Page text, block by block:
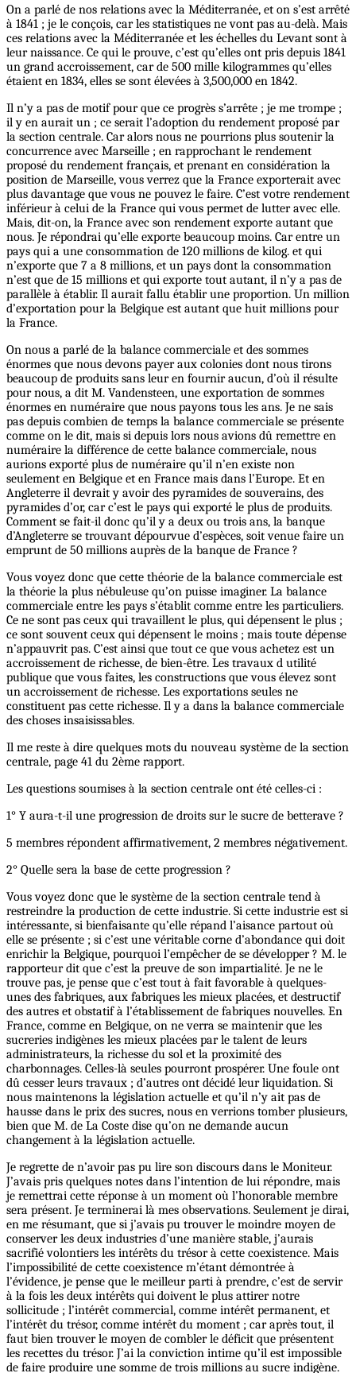
On a parlé de nos relations avec la Méditerranée, et on s’est arrêté
à 1841 ; je le conçois, car les statistiques ne vont pas au-delà. Mais
ces relations avec la Méditerranée et les échelles du Levant sont à
leur naissance. Ce qui le prouve, c’est qu’elles ont pris depuis 1841
un grand accroissement, car de 500 mille kilogrammes qu’elles
étaient en 1834, elles se sont élevées à 3,500,000 en 1842.
Il n’y a pas de motif pour que ce progrès s’arrête ; je me trompe ;
il y en aurait un ; ce serait l’adoption du rendement proposé par
la section centrale. Car alors nous ne pourrions plus soutenir la
concurrence avec Marseille ; en rapprochant le rendement
proposé du rendement français, et prenant en considération la
position de Marseille, vous verrez que la France exporterait avec
plus davantage que vous ne pouvez le faire. C’est votre rendement
inférieur à celui de la France qui vous permet de lutter avec elle.
Mais, dit-on, la France avec son rendement exporte autant que
nous. Je répondrai qu’elle exporte beaucoup moins. Car entre un
pays qui a une consommation de 120 millions de kilog. et qui
n’exporte que 7 a 8 millions, et un pays dont la consommation
n’est que de 15 millions et qui exporte tout autant, il n’y a pas de
parallèle à établir. Il aurait fallu établir une proportion. Un million
d’exportation pour la Belgique est autant que huit millions pour
la France.
On nous a parlé de la balance commerciale et des sommes
énormes que nous devons payer aux colonies dont nous tirons
beaucoup de produits sans leur en fournir aucun, d’où il résulte
pour nous, a dit M. Vandensteen, une exportation de sommes
énormes en numéraire que nous payons tous les ans. Je ne sais
pas depuis combien de temps la balance commerciale se présente
comme on le dit, mais si depuis lors nous avions dû remettre en
numéraire la différence de cette balance commerciale, nous
aurions exporté plus de numéraire qu’il n’en existe non
seulement en Belgique et en France mais dans l’Europe. Et en
Angleterre il devrait y avoir des pyramides de souverains, des
pyramides d’or, car c’est le pays qui exporté le plus de produits.
Comment se fait-il donc qu’il y a deux ou trois ans, la banque
d’Angleterre se trouvant dépourvue d’espèces, soit venue faire un
emprunt de 50 millions auprès de la banque de France ?
Vous voyez donc que cette théorie de la balance commerciale est
la théorie la plus nébuleuse qu’on puisse imaginer. La balance
commerciale entre les pays s’établit comme entre les particuliers.
Ce ne sont pas ceux qui travaillent le plus, qui dépensent le plus ;
ce sont souvent ceux qui dépensent le moins ; mais toute dépense
n’appauvrit pas. C’est ainsi que tout ce que vous achetez est un
accroissement de richesse, de bien-être. Les travaux d utilité
publique que vous faites, les constructions que vous élevez sont
un accroissement de richesse. Les exportations seules ne
constituent pas cette richesse. Il y a dans la balance commerciale
des choses insaisissables.
Il me reste à dire quelques mots du nouveau système de la section
centrale, page 41 du 2ème rapport.
Les questions soumises à la section centrale ont été celles-ci :
1° Y aura-t-il une progression de droits sur le sucre de betterave ?
5 membres répondent affirmativement, 2 membres négativement.
2° Quelle sera la base de cette progression ?
Vous voyez donc que le système de la section centrale tend à
restreindre la production de cette industrie. Si cette industrie est si
intéressante, si bienfaisante qu’elle répand l’aisance partout où
elle se présente ; si c’est une véritable corne d’abondance qui doit
enrichir la Belgique, pourquoi l’empêcher de se développer ? M. le
rapporteur dit que c’est la preuve de son impartialité. Je ne le
trouve pas, je pense que c’est tout à fait favorable à quelques-
unes des fabriques, aux fabriques les mieux placées, et destructif
des autres et obstatif à l’établissement de fabriques nouvelles. En
France, comme en Belgique, on ne verra se maintenir que les
sucreries indigènes les mieux placées par le talent de leurs
administrateurs, la richesse du sol et la proximité des
charbonnages. Celles-là seules pourront prospérer. Une foule ont
dû cesser leurs travaux ; d’autres ont décidé leur liquidation. Si
nous maintenons la législation actuelle et qu’il n’y ait pas de
hausse dans le prix des sucres, nous en verrions tomber plusieurs,
bien que M. de La Coste dise qu’on ne demande aucun
changement à la législation actuelle.
Je regrette de n’avoir pas pu lire son discours dans le Moniteur.
J’avais pris quelques notes dans l’intention de lui répondre, mais
je remettrai cette réponse à un moment où l’honorable membre
sera présent. Je terminerai là mes observations. Seulement je dirai,
en me résumant, que si j’avais pu trouver le moindre moyen de
conserver les deux industries d’une manière stable, j’aurais
sacrifié volontiers les intérêts du trésor à cette coexistence. Mais
l’impossibilité de cette coexistence m’étant démontrée à
l’évidence, je pense que le meilleur parti à prendre, c’est de servir
à la fois les deux intérêts qui doivent le plus attirer notre
sollicitude ; l’intérêt commercial, comme intérêt permanent, et
l’intérêt du trésor, comme intérêt du moment ; car après tout, il
faut bien trouver le moyen de combler le déficit que présentent
les recettes du trésor. J’ai la conviction intime qu’il est impossible
de faire produire une somme de trois millions au sucre indigène.